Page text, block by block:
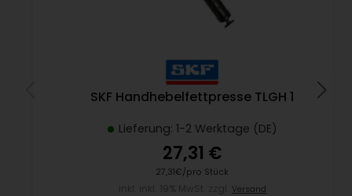
SKF Handhebelfettpresse TLGH 1
Lieferung: 1-2 Werktage (DE)
27,31 €
27,31€/pro Stück
Versand